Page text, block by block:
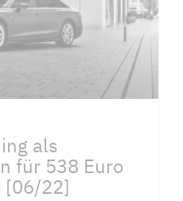
als
für 538 Euro
[06/22]